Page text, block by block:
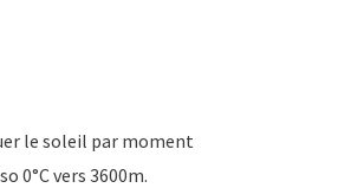
le soleil par moment
0°C vers 3600m.